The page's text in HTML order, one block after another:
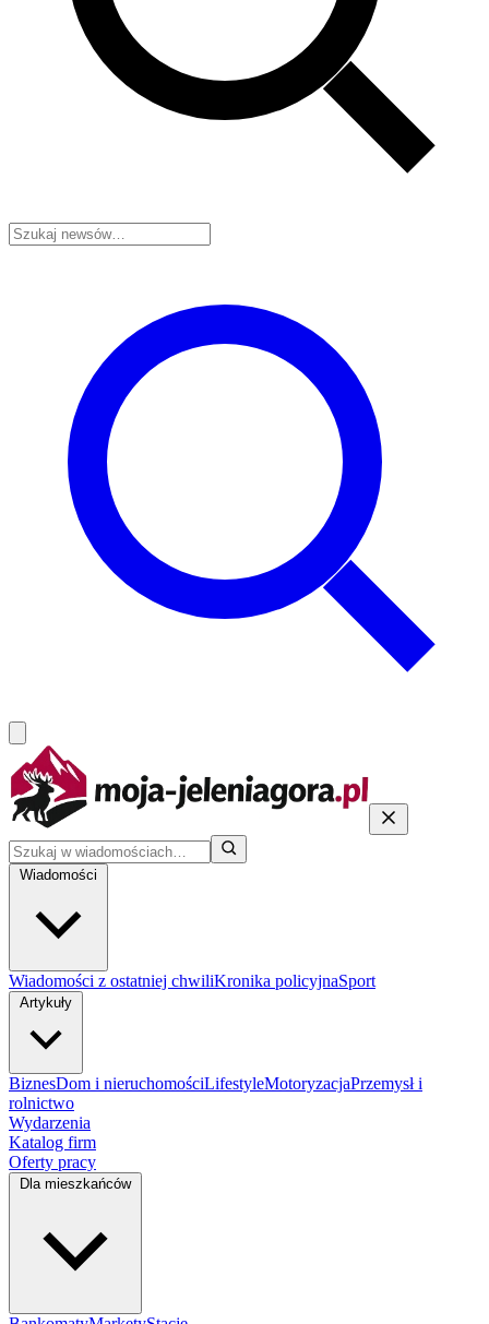
Wiadomości
Wiadomości z ostatniej chwiliKronika policyjnaSport
Artykuły
BiznesDom i nieruchomościLifestyleMotoryzacjaPrzemysł i
rolnictwo
Wydarzenia
Katalog firm
Oferty pracy
Dla mieszkańców